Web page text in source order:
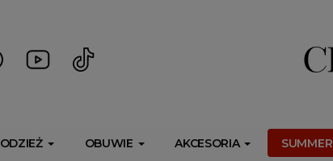
ODZIEŻ OBUWIE AKCESORIA SUMMER